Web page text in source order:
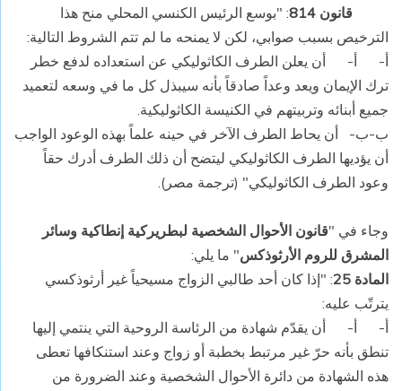
قانون 814
: "بوسع الرئيس الكنسي المحلي منح هذا
الترخيص بسبب صوابي، لكن لا يمنحه ما لم تتم الشروط التالية:
أ‌-
أ‌-
أن يعلن الطرف الكاثوليكي عن استعداده لدفع خطر
ترك الإيمان ويعد وعداً صادقاً بأنه سيبذل كل ما في وسعه لتعميد
جميع أبنائه وتربيتهم في الكنيسة الكاثوليكية.
ب‌-ب‌-
أن يحاط الطرف الآخر في حينه علماً بهذه الوعود الواجب
أن يؤديها الطرف الكاثوليكي ليتضح أن ذلك الطرف أدرك حقاً
وعود الطرف الكاثوليكي" (ترجمة مصر).
وجاء في "قانون الأحوال الشخصية لبطريركية إنطاكية وسائر
المشرق للروم الأرثوذكس" ما يلي:
المادة 25
: "إذا كان أحد طالبي الزواج مسيحياً غير أرثوذكسي
يترتّب عليه:
أ‌-
أ‌-
أن يقدّم شهادة من الرئاسة الروحية التي ينتمي إليها
تنطق بأنه حرّ غير مرتبط بخطبة أو زواج وعند استنكافها تعطى
هذه الشهادة من دائرة الأحوال الشخصية وعند الضرورة من